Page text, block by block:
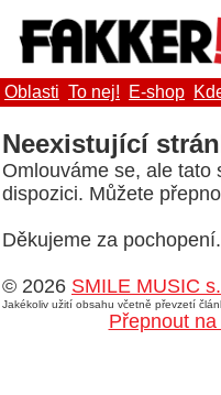
Oblasti To nej! E-shop
Neexistující
Omlouváme se, ale
dispozici. Můžete
Děkujeme za pochopení.
© 2026 SMILE MUSIC
Jakékoliv užití obsahu včetně převzetí
Přepnout